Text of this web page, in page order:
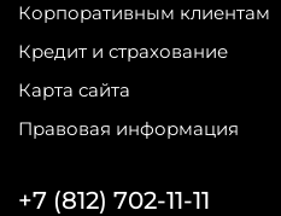
Корпоративным клиентам
Кредит и страхование
Карта сайта
Правовая информация
+7 (812) 702-11-11